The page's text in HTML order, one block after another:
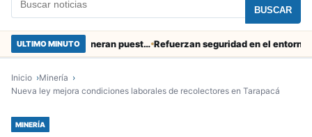
BUSCAR
ULTIMO MINUTO Obras de Aguas del Altiplano en Arica generan puestos de trabajo Refuerzan seguridad en el entorno
Inicio
Minería
Nueva ley mejora condiciones laborales de recolectores en Tarapacá
MINERÍA